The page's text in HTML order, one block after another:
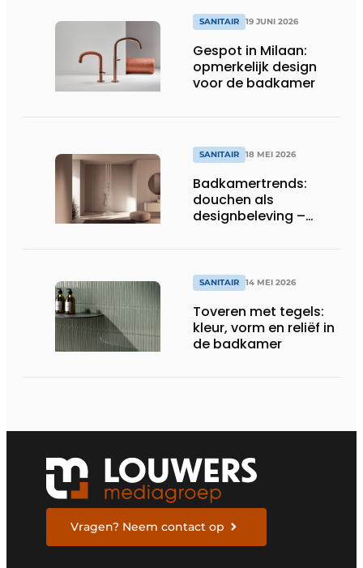
SANITAIR 19 JUNI 2026
Gespot in Milaan:
opmerkelijk design
voor de badkamer
SANITAIR 18 MEI 2026
Badkamertrends:
douchen als
designbeleving –
SANITAIR 14 MEI 2026
Toveren met tegels:
kleur, vorm en reliëf in
de badkamer
Vragen? Neem contact op